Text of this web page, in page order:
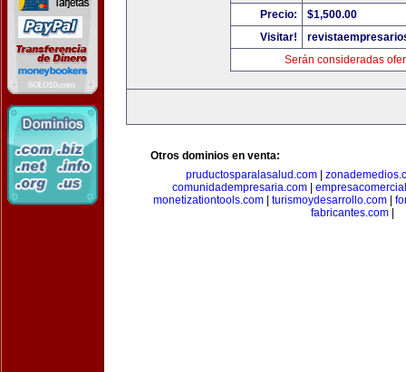
Precio:
$1,500.00
Visitar!
Serán consideradas
Otros dominios en venta:
pruductosparalasalud.com|
comunidadempresaria.com
monetizationtools.com| turismoydesarrollo.com|
fabricantes.com